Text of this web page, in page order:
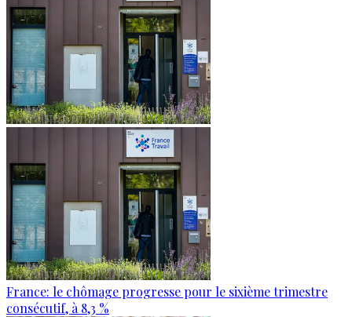
France: le chômage progresse pour le sixième trimestre
consécutif, à 8,3 %